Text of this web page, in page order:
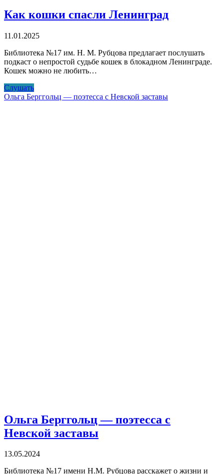
Как кошки спасли Ленинград
11.01.2025
Библиотека №17 им. Н. М. Рубцова предлагает послушать
подкаст о непростой судьбе кошек в блокадном Ленинграде.
Кошек можно не любить…
СлушатьКак
кошки
Ольга Берггольц — поэтесса с Невской заставы
Ольга Берггольц — поэтесса с
Невской заставы
13.05.2024
Библиотека №17 имени Н.М. Рубцова расскажет о жизни и